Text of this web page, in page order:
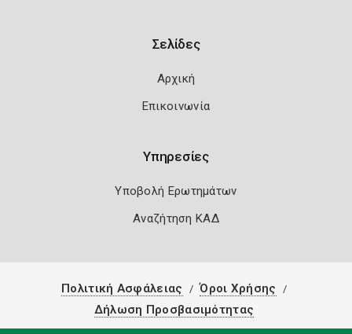
Σελίδες
Αρχική
Επικοινωνία
Υπηρεσίες
Υποβολή Ερωτημάτων
Αναζήτηση ΚΑΔ
Πολιτική Ασφάλειας
Όροι Χρήσης
Δήλωση Προσβασιμότητας